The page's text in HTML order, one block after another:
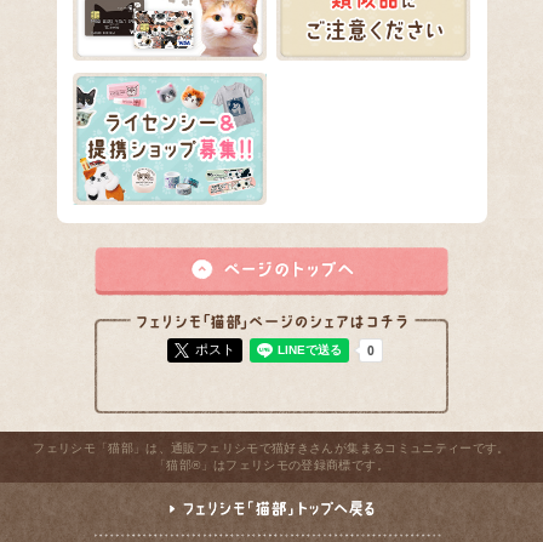
ポスト
フェリシモ「猫部」は、通販フェリシモで猫好きさんが集まるコミュニティーです。
「猫部®」はフェリシモの登録商標です。